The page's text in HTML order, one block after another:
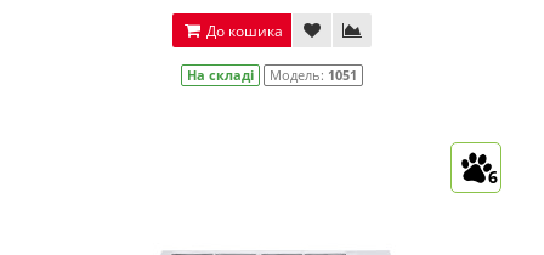
До кошика
На складі Модель: 1051
6